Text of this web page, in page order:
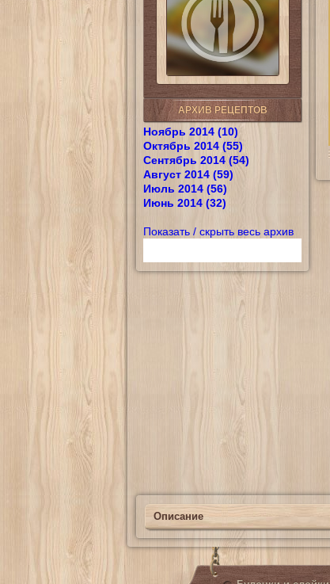
АРХИВ РЕЦЕПТОВ
Ноябрь 2014 (10)
Октябрь 2014 (55)
Сентябрь 2014 (54)
Август 2014 (59)
Июль 2014 (56)
Июнь 2014 (32)
Показать / скрыть весь архив
Описание